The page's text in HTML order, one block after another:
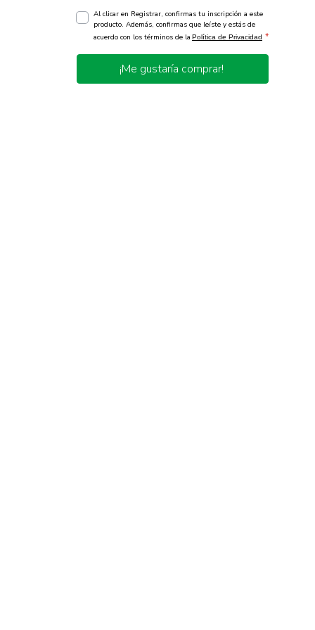
Al clicar en Registrar, confirmas tu inscripción a este
producto. Además, confirmas que leíste y estás de
acuerdo con los términos de la Política de Privacidad *
¡Me gustaría comprar!